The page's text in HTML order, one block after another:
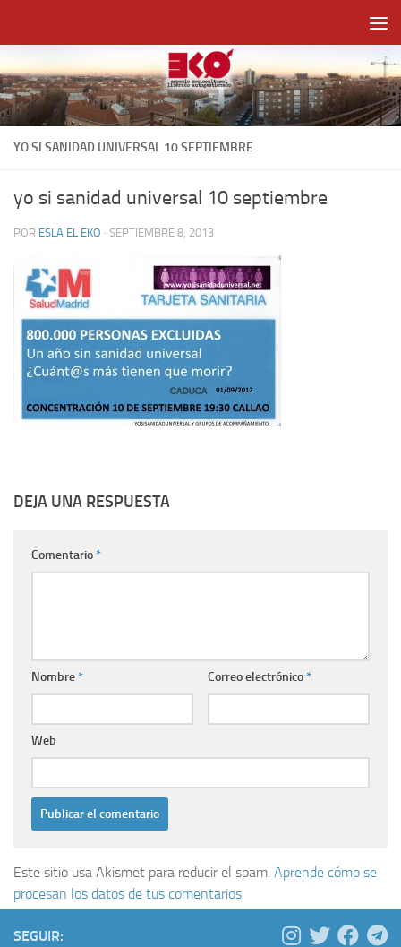
YO SI SANIDAD UNIVERSAL 10 SEPTIEMBRE
yo si sanidad universal 10 septiembre
POR ESLA EL EKO · SEPTIEMBRE 8, 2013
DEJA UNA RESPUESTA
Comentario*
Nombre* Correo electrónico*
Web
Este sitio usa Akismet para reducir el spam. Aprende cómo se
procesan los datos de tus comentarios.
SEGUIR: